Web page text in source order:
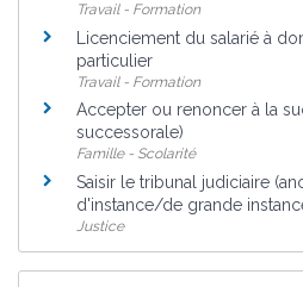
Travail - Formation
Licenciement du salarié à
particulier
Travail - Formation
Accepter ou renoncer à la
successorale)
Famille - Scolarité
Saisir le tribunal judiciaire
d'instance/de grande
Justice